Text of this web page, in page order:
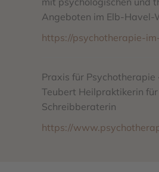
Angeboten im Elb-Havel-
https://psychotherapie-
Praxis für Psychotherapie
Teubert Heilpraktikerin
Schreibberaterin
https://